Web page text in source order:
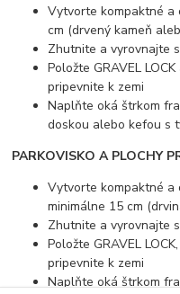
Vytvorte kompaktné a
cm (drvený kameň
Zhutnite a vyrovnajte
Položte GRAVEL
pripevnite k zemi
Naplňte oká štrkom
doskou alebo kefou s
PARKOVISKO A PLOCHY
Vytvorte kompaktné a
minimálne 15 cm
Zhutnite a vyrovnajte
Položte GRAVEL
pripevnite k zemi
Naplňte oká štrkom